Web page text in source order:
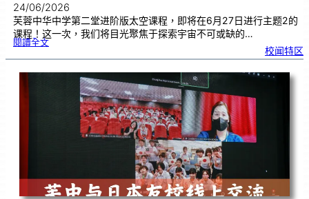
24/06/2026
芙蓉中华中学第二堂进阶版太空课程，即将在6月27日进行主题2的
课程！这一次，我们将目光聚焦于探索宇宙不可或缺的…
閱讀全文:太
程
阶
班
校闻特区